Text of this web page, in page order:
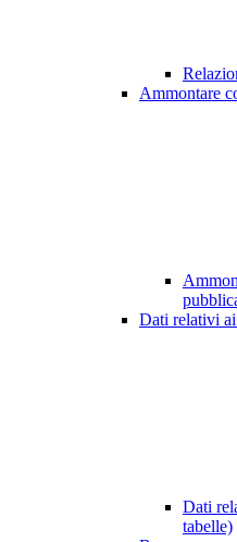
Ammontare
Dati relativi
Dati
tabelle)